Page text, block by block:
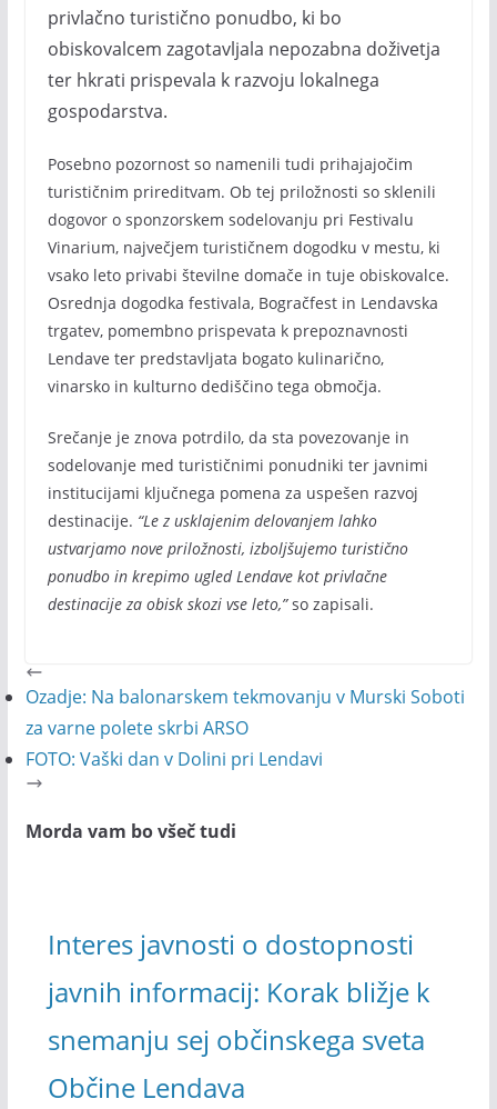
privlačno turistično ponudbo, ki bo
obiskovalcem zagotavljala nepozabna doživetja
ter hkrati prispevala k razvoju lokalnega
gospodarstva.
Posebno pozornost so namenili tudi prihajajočim
turističnim prireditvam. Ob tej priložnosti so sklenili
dogovor o sponzorskem sodelovanju pri Festivalu
Vinarium, največjem turističnem dogodku v mestu, ki
vsako leto privabi številne domače in tuje obiskovalce.
Osrednja dogodka festivala, Bogračfest in Lendavska
trgatev, pomembno prispevata k prepoznavnosti
Lendave ter predstavljata bogato kulinarično,
vinarsko in kulturno dediščino tega območja.
Srečanje je znova potrdilo, da sta povezovanje in
sodelovanje med turističnimi ponudniki ter javnimi
institucijami ključnega pomena za uspešen razvoj
destinacije. “Le z usklajenim delovanjem lahko
ustvarjamo nove priložnosti, izboljšujemo turistično
ponudbo in krepimo ugled Lendave kot privlačne
destinacije za obisk skozi vse leto,”so zapisali.
Ozadje: Na balonarskem tekmovanju v Murski Soboti
za varne polete skrbi ARSO
FOTO: Vaški dan v Dolini pri Lendavi
Morda vam bo všeč tudi
Interes javnosti o dostopnosti
javnih informacij: Korak bližje k
snemanju sej občinskega sveta
Občine Lendava